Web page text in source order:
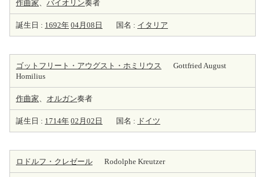
作曲家、 バイオリン奏者
誕生日 : 1692年 04月08日 国名 : イタリア
ゴットフリート・アウグスト・ホミリウス
Gottfried August
Homilius
作曲家、 オルガン奏者
誕生日 : 1714年 02月02日 国名 : ドイツ
ロドルフ・クレゼール Rodolphe Kreutzer